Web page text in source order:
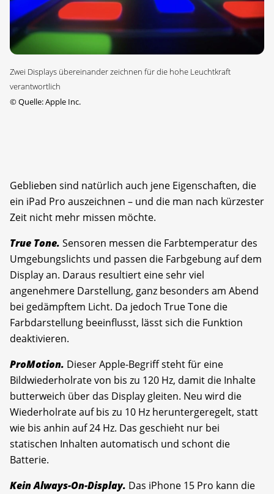
Zwei Displays übereinander zeichnen für die hohe Leuchtkraft
verantwortlich
©Quelle: Apple Inc.
Geblieben sind natürlich auch jene Eigenschaften, die
ein iPad Pro auszeichnen – und die man nach kürzester
Zeit nicht mehr missen möchte.
True Tone. Sensoren messen die Farbtemperatur des
Umgebungslichts und passen die Farbgebung auf dem
Display an. Daraus resultiert eine sehr viel
angenehmere Darstellung, ganz besonders am Abend
bei gedämpftem Licht. Da jedoch True Tone die
Farbdarstellung beeinflusst, lässt sich die Funktion
deaktivieren.
ProMotion. Dieser Apple-Begriff steht für eine
Bildwiederholrate von bis zu 120 Hz, damit die Inhalte
butterweich über das Display gleiten. Neu wird die
Wiederholrate auf bis zu 10 Hz heruntergeregelt, statt
wie bis anhin auf 24 Hz. Das geschieht nur bei
statischen Inhalten automatisch und schont die
Batterie.
Kein Always-On-Display. Das iPhone 15 Pro kann die